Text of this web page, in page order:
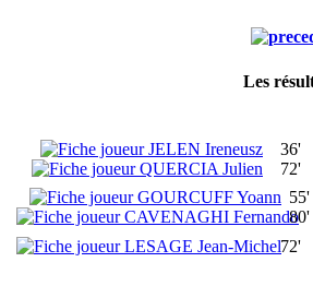
Les
JELEN Ireneusz
36'
QUERCIA Julien
72'
GOURCUFF Yoann 55'
CAVENAGHI Fernando80'
LESAGE Jean-Michel72'